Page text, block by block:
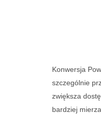
Konwersja
szczególnie
zwiększa
bardziej